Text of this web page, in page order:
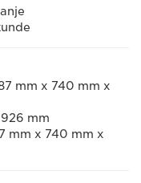
mm x 740 mm x
mm
mm x 740 mm x